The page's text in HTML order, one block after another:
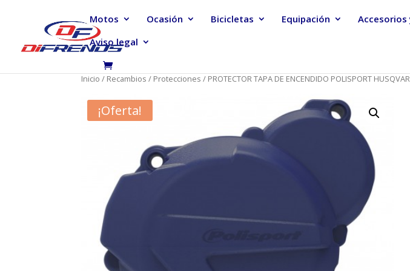
Motos Ocasión Bicicletas Equipación Accesorios
Aviso legal
Inicio / Recambios / Protecciones / PROTECTOR TAPA DE ENCENDIDO POLISPORT
¡Oferta!